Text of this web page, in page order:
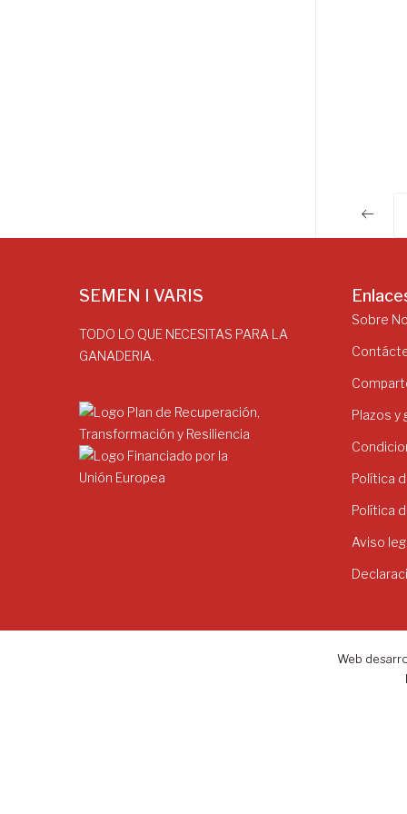
SEMEN I VARIS
TODO LO QUE NECESITAS PARA LA
GANADERIA.
Sobre
Plazos y
Política
Política
Aviso
Web